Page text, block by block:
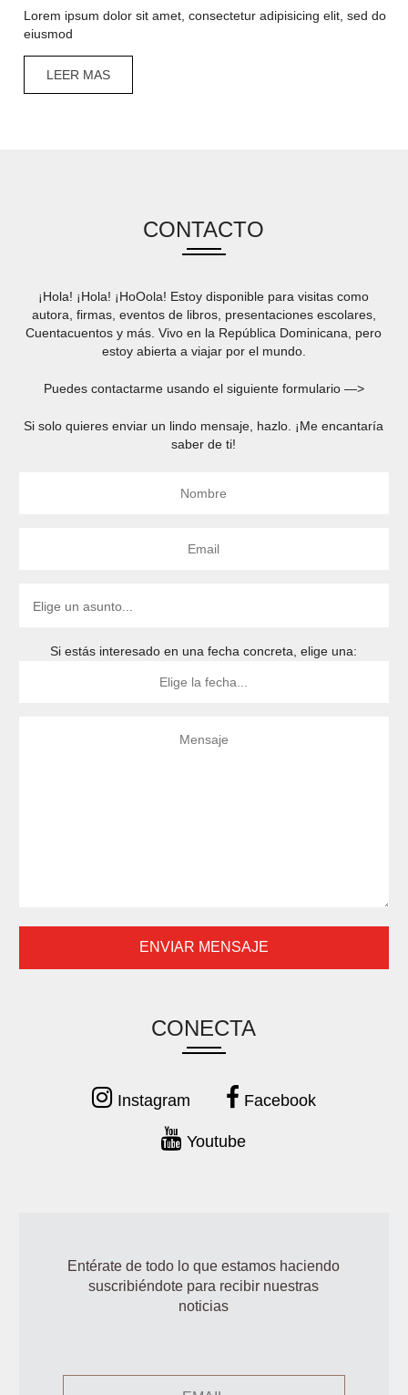
Lorem ipsum dolor sit amet, consectetur adipisicing elit, sed do
eiusmod
LEER MAS
CONTACTO
¡Hola! ¡Hola! ¡HoOola! Estoy disponible para visitas como
autora, firmas, eventos de libros, presentaciones escolares,
Cuentacuentos y más. Vivo en la República Dominicana, pero
estoy abierta a viajar por el mundo.
Puedes contactarme usando el siguiente formulario —>
Si solo quieres enviar un lindo mensaje, hazlo. ¡Me encantaría
saber de ti!
Si estás interesado en una fecha concreta, elige una:
CONECTA
Instagram Facebook
Youtube
Entérate de todo lo que estamos haciendo
suscribiéndote para recibir nuestras
noticias